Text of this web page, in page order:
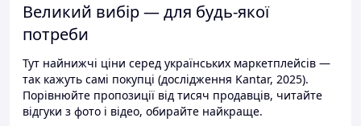
Великий вибір — для будь-якої
потреби
Тут найнижчі ціни серед українських маркетплейсів —
так кажуть самі покупці (дослідження Kantar, 2025).
Порівнюйте пропозиції від тисяч продавців, читайте
відгуки з фото і відео, обирайте найкраще.